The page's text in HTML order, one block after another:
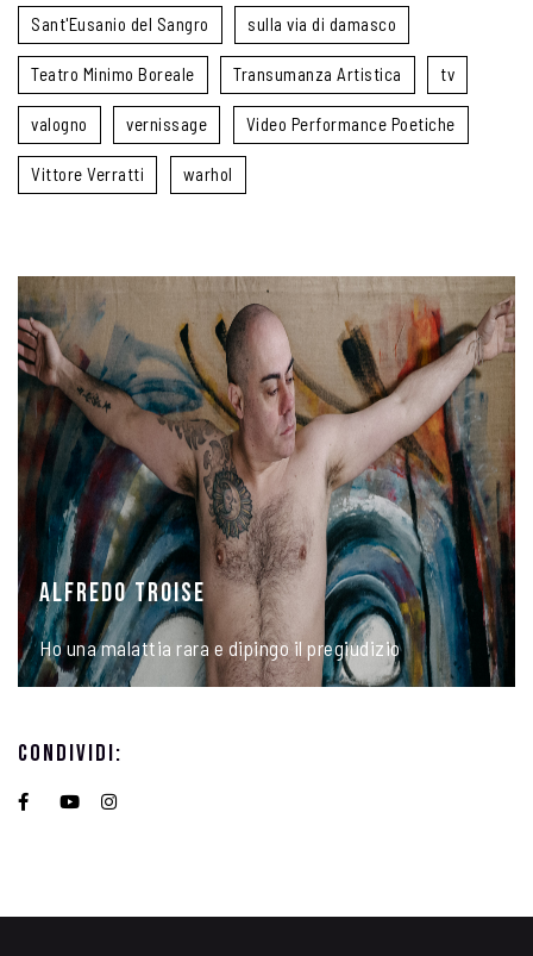
Sant'Eusanio del Sangro sulla via di damasco
Teatro Minimo Boreale Transumanza Artistica tv
valogno vernissage Video Performance Poetiche
Vittore Verratti warhol
ALFREDO TROISE
Ho una malattia rara e dipingo il pregiudizio
Condividi: